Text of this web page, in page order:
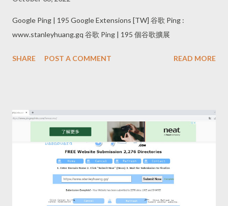
Google Ping | 195 Google Extensions [TW] 谷歌 Ping :
www.stanleyhuang.gq 谷歌 Ping | 195 個谷歌擴展
SHARE POST A COMMENT READ MORE